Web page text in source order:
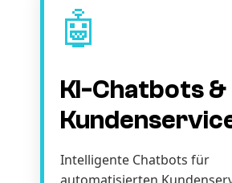
🤖
KI-Chatbots &
Intelligente Chatbots für